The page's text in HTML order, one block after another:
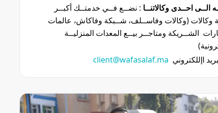
الــى احــدى وكالاتنــا
اإللكتروني client@wafasalaf.ma